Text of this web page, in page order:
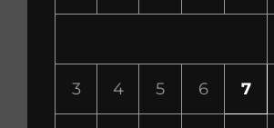
3 4 5 6 7